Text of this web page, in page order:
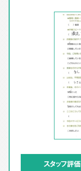
スタッフ評価